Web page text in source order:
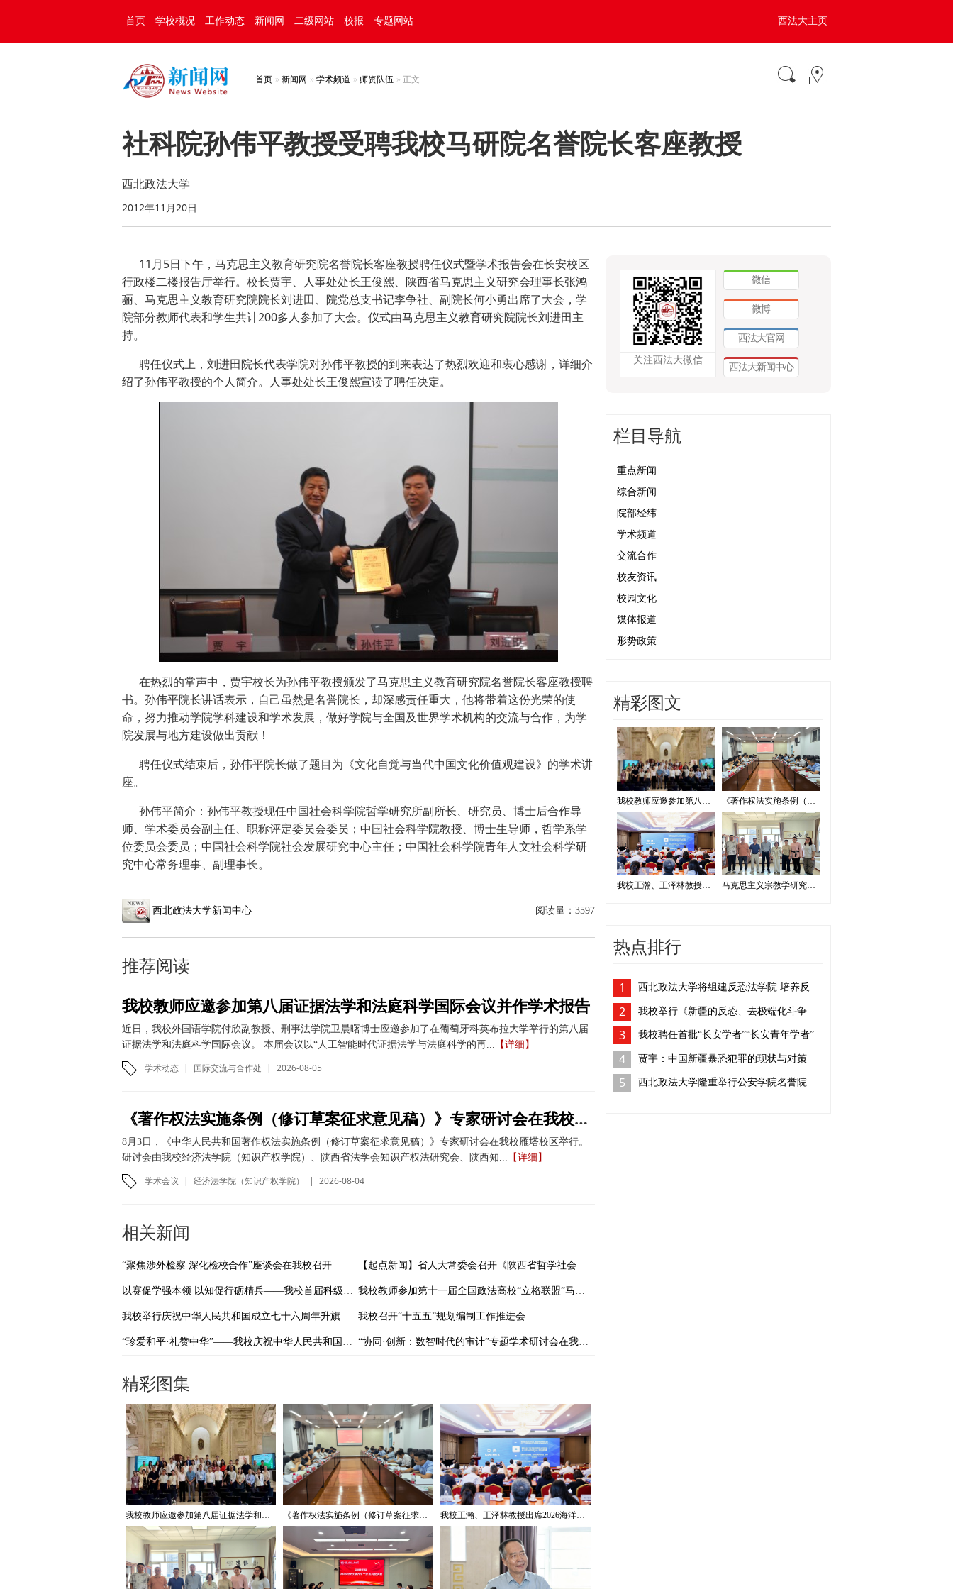
首页 学校概况 工作动态 新闻网 二级网站 校报 专题网站 西法大主页
首页 新闻网 学术频道 师资队伍 正文
社科院孙伟平教授受聘我校马研院名誉院长客座教授
西北政法大学
2012年11月20日
11月5日下午，马克思主义教育研究院名誉院长客座教授聘任仪式暨学术报告会在长安校区
行政楼二楼报告厅举行。校长贾宇、人事处处长王俊熙、陕西省马克思主义研究会理事长张鸿
骊、马克思主义教育研究院院长刘进田、院党总支书记李争社、副院长何小勇出席了大会，学
院部分教师代表和学生共计200多人参加了大会。仪式由马克思主义教育研究院院长刘进田主
持。
聘任仪式上，刘进田院长代表学院对孙伟平教授的到来表达了热烈欢迎和衷心感谢，详细介
绍了孙伟平教授的个人简介。人事处处长王俊熙宣读了聘任决定。
在热烈的掌声中，贾宇校长为孙伟平教授颁发了马克思主义教育研究院名誉院长客座教授聘
书。孙伟平院长讲话表示，自己虽然是名誉院长，却深感责任重大，他将带着这份光荣的使
命，努力推动学院学科建设和学术发展，做好学院与全国及世界学术机构的交流与合作，为学
院发展与地方建设做出贡献！
聘任仪式结束后，孙伟平院长做了题目为《文化自觉与当代中国文化价值观建设》的学术讲
座。
孙伟平简介：孙伟平教授现任中国社会科学院哲学研究所副所长、研究员、博士后合作导
师、学术委员会副主任、职称评定委员会委员；中国社会科学院教授、博士生导师，哲学系学
位委员会委员；中国社会科学院社会发展研究中心主任；中国社会科学院青年人文社会科学研
究中心常务理事、副理事长。
西北政法大学新闻中心 阅读量： 3597
推荐阅读
我校教师应邀参加第八届证据法学和法庭科学国际会议并作学术报告
近日，我校外国语学院付欣副教授、刑事法学院卫晨曙博士应邀参加了在葡萄牙科英布拉大学举行的第八届
证据法学和法庭科学国际会议。 本届会议以“人工智能时代证据法学与法庭科学的再... 【详细】
学术动态 | 国际交流与合作处 | 2026-08-05
《著作权法实施条例（修订草案征求意见稿）》专家研讨会在我校举办
8月3日，《中华人民共和国著作权法实施条例（修订草案征求意见稿）》专家研讨会在我校雁塔校区举行。
研讨会由我校经济法学院（知识产权学院）、陕西省法学会知识产权法研究会、陕西知... 【详细】
学术会议 | 经济法学院（知识产权学院） | 2026-08-04
相关新闻
“聚焦涉外检察 深化检校合作”座谈会在我校召开 【起点新闻】省人大常委会召开《陕西省哲学社会科学发展促进条例》新闻发布会 我校副校长马朝琦接受采访
以赛促学强本领 以知促行砺精兵——我校首届科级干部素质能力大赛圆满落幕 我校教师参加第十一届全国政法高校“立格联盟”马克思主义学院院长论坛暨铸牢中华民族共同体意识与新时代边疆治理学术研讨会
我校举行庆祝中华人民共和国成立七十六周年升旗仪式 我校召开“十五五”规划编制工作推进会
“珍爱和平·礼赞中华”——我校庆祝中华人民共和国成立76周年暨纪念抗战胜利80周年摄影作品展开展 “协同·创新：数智时代的审计”专题学术研讨会在我校举办
精彩图集
我校教师应邀参加第八届证据法学和法庭科学国际会议并作学术报告 《著作权法实施条例（修订草案征求意见稿）》专家研讨会在我校举办 我校王瀚、王泽林教授出席2026海洋治理与发展学术论坛
关注西法大微信
微信
微博
西法大官网
西法大新闻中心
栏目导航
重点新闻
综合新闻
院部经纬
学术频道
交流合作
校友资讯
校园文化
媒体报道
形势政策
精彩图文
我校教师应邀参加第八届证据法学和法庭科学国际会议并作学术报告 《著作权法实施条例（修订草案征求意见稿）》专家研讨会在我校举办
我校王瀚、王泽林教授出席2026海洋治理与发展学术论坛 马克思主义宗教学研究中心赴内蒙古宗教工作研究会调研座谈
热点排行
1 西北政法大学将组建反恐法学院 培养反恐法治人才
2 我校举行《新疆的反恐、去极端化斗争与人权保障》白皮书学习座谈会
3 我校聘任首批“长安学者”“长安青年学者”
4 贾宇：中国新疆暴恐犯罪的现状与对策
5 西北政法大学隆重举行公安学院名誉院长、客座教授聘任仪式